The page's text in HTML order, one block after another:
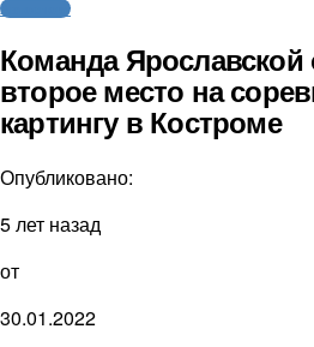
Автоспорт
Команда Ярославской
второе место на
картингу в Костроме
Опубликовано:
5 лет назад
от
30.01.2022